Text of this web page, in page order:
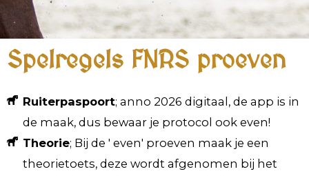
Spelregels FNRS proeven
Ruiterpaspoort; anno 2026 digitaal, de app is in
de maak, dus bewaar je protocol ook even!
Theorie; Bij de ' even' proeven maak je een
theorietoets, deze wordt afgenomen bij het